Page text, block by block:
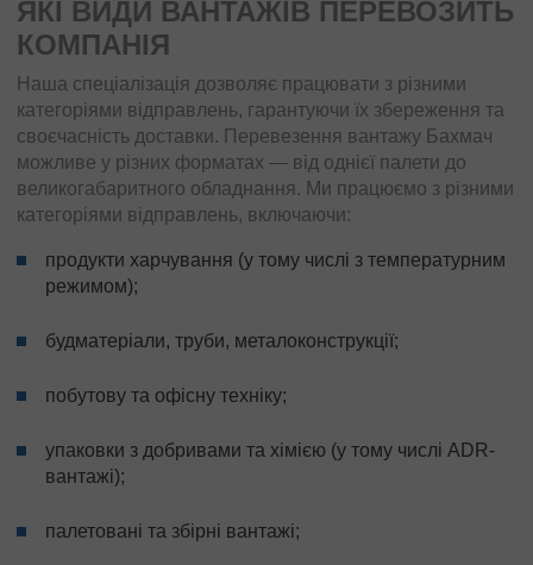
ЯКІ ВИДИ ВАНТАЖІВ ПЕРЕВОЗИТЬ
КОМПАНІЯ
Наша спеціалізація дозволяє працювати з різними
категоріями відправлень, гарантуючи їх збереження та
своєчасність доставки. Перевезення вантажу Бахмач
можливе у різних форматах — від однієї палети до
великогабаритного обладнання. Ми працюємо з різними
категоріями відправлень, включаючи:
продукти харчування (у тому числі з температурним
режимом);
будматеріали, труби, металоконструкції;
побутову та офісну техніку;
упаковки з добривами та хімією (у тому числі ADR-
вантажі);
палетовані та збірні вантажі;